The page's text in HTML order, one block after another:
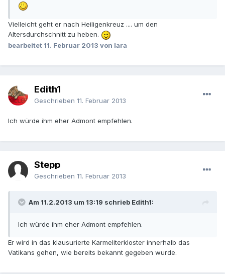
Vielleicht geht er nach Heiligenkreuz .... um den
Altersdurchschnitt zu heben.
bearbeitet 11. Februar 2013 von lara
Edith1
Geschrieben 11. Februar 2013
Ich würde ihm eher Admont empfehlen.
Stepp
Geschrieben 11. Februar 2013
Am 11.2.2013 um 13:19 schrieb Edith1:
Ich würde ihm eher Admont empfehlen.
Er wird in das klausurierte Karmeliterkloster innerhalb das
Vatikans gehen, wie bereits bekannt gegeben wurde.